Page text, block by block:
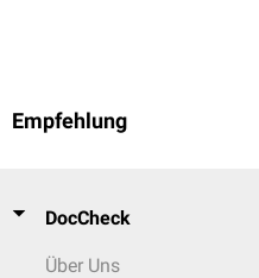
Empfehlung
DocCheck
Über Uns